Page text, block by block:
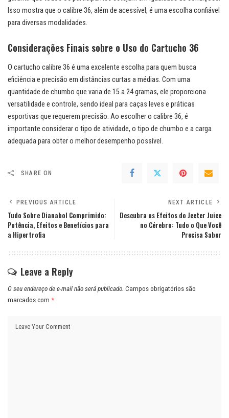
Isso mostra que o calibre 36, além de acessível, é uma escolha confiável
para diversas modalidades.
Considerações Finais sobre o Uso do Cartucho 36
O cartucho calibre 36 é uma excelente escolha para quem busca
eficiência e precisão em distâncias curtas a médias. Com uma
quantidade de chumbo que varia de 15 a 24 gramas, ele proporciona
versatilidade e controle, sendo ideal para caças leves e práticas
esportivas que requerem precisão. Ao escolher o calibre 36, é
importante considerar o tipo de atividade, o tipo de chumbo e a carga
adequada para obter o melhor desempenho possível.
SHARE ON
PREVIOUS ARTICLE
Tudo Sobre Dianabol Comprimido:
Potência, Efeitos e Benefícios para
a Hipertrofia
NEXT ARTICLE
Descubra os Efeitos do Jeeter Juice
no Cérebro: Tudo o Que Você
Precisa Saber
Leave a Reply
O seu endereço de e-mail não será publicado. Campos obrigatórios são
marcados com *